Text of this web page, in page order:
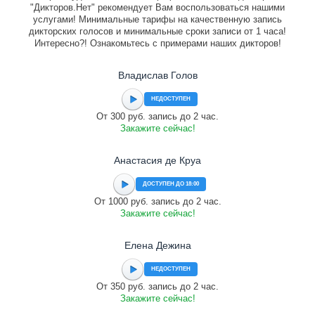
"Дикторов.Нет" рекомендует Вам воспользоваться нашими
услугами! Минимальные тарифы на качественную запись
дикторских голосов и минимальные сроки записи от 1 часа!
Интересно?! Ознакомьтесь с примерами наших дикторов!
Владислав Голов
НЕДОСТУПЕН
От 300 руб. запись до 2 час.
Закажите сейчас!
Анастасия де Круа
ДОСТУПЕН ДО 18:00
От 1000 руб. запись до 2 час.
Закажите сейчас!
Елена Дежина
НЕДОСТУПЕН
От 350 руб. запись до 2 час.
Закажите сейчас!